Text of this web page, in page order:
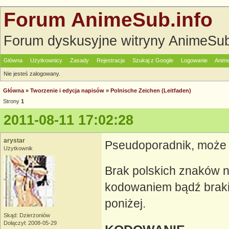
Forum AnimeSub.info
Forum dyskusyjne witryny
Główna Użytkownicy Zasady Rejestracja Szukaj z Google Logowanie
Nie jesteś zalogowany.
Główna » Tworzenie i edycja napisów » Polnische Zeichen (Leitfaden)
Strony 1
2011-08-11 17:02:28
arystar
Użytkownik
Skąd: Dzierżoniów
Dołączył: 2008-05-29
Pseudoporadnik,
Brak polskich znaków
kodowaniem bądź
poniżej.